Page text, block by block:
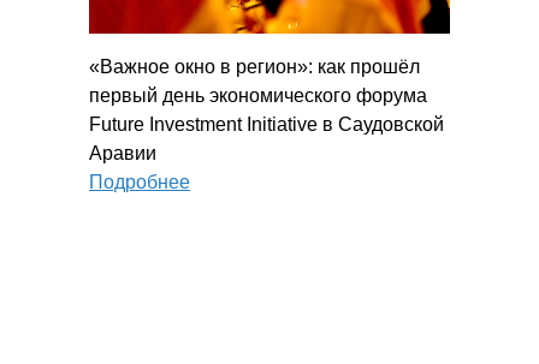
«Важное окно в регион»: как прошёл
первый день экономического форума
Future Investment Initiative в Саудовской
Аравии
Подробнее